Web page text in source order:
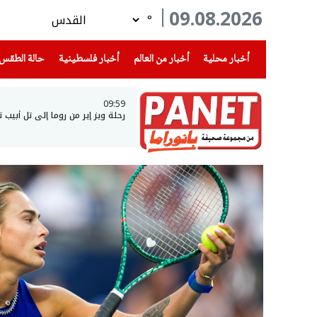
09.08.2026
°
أخبار محلية
(current) أخبار من العالم أخبار فلسطينية(current) حالة
09:59
رحلة ويز إير من روما إلى تل